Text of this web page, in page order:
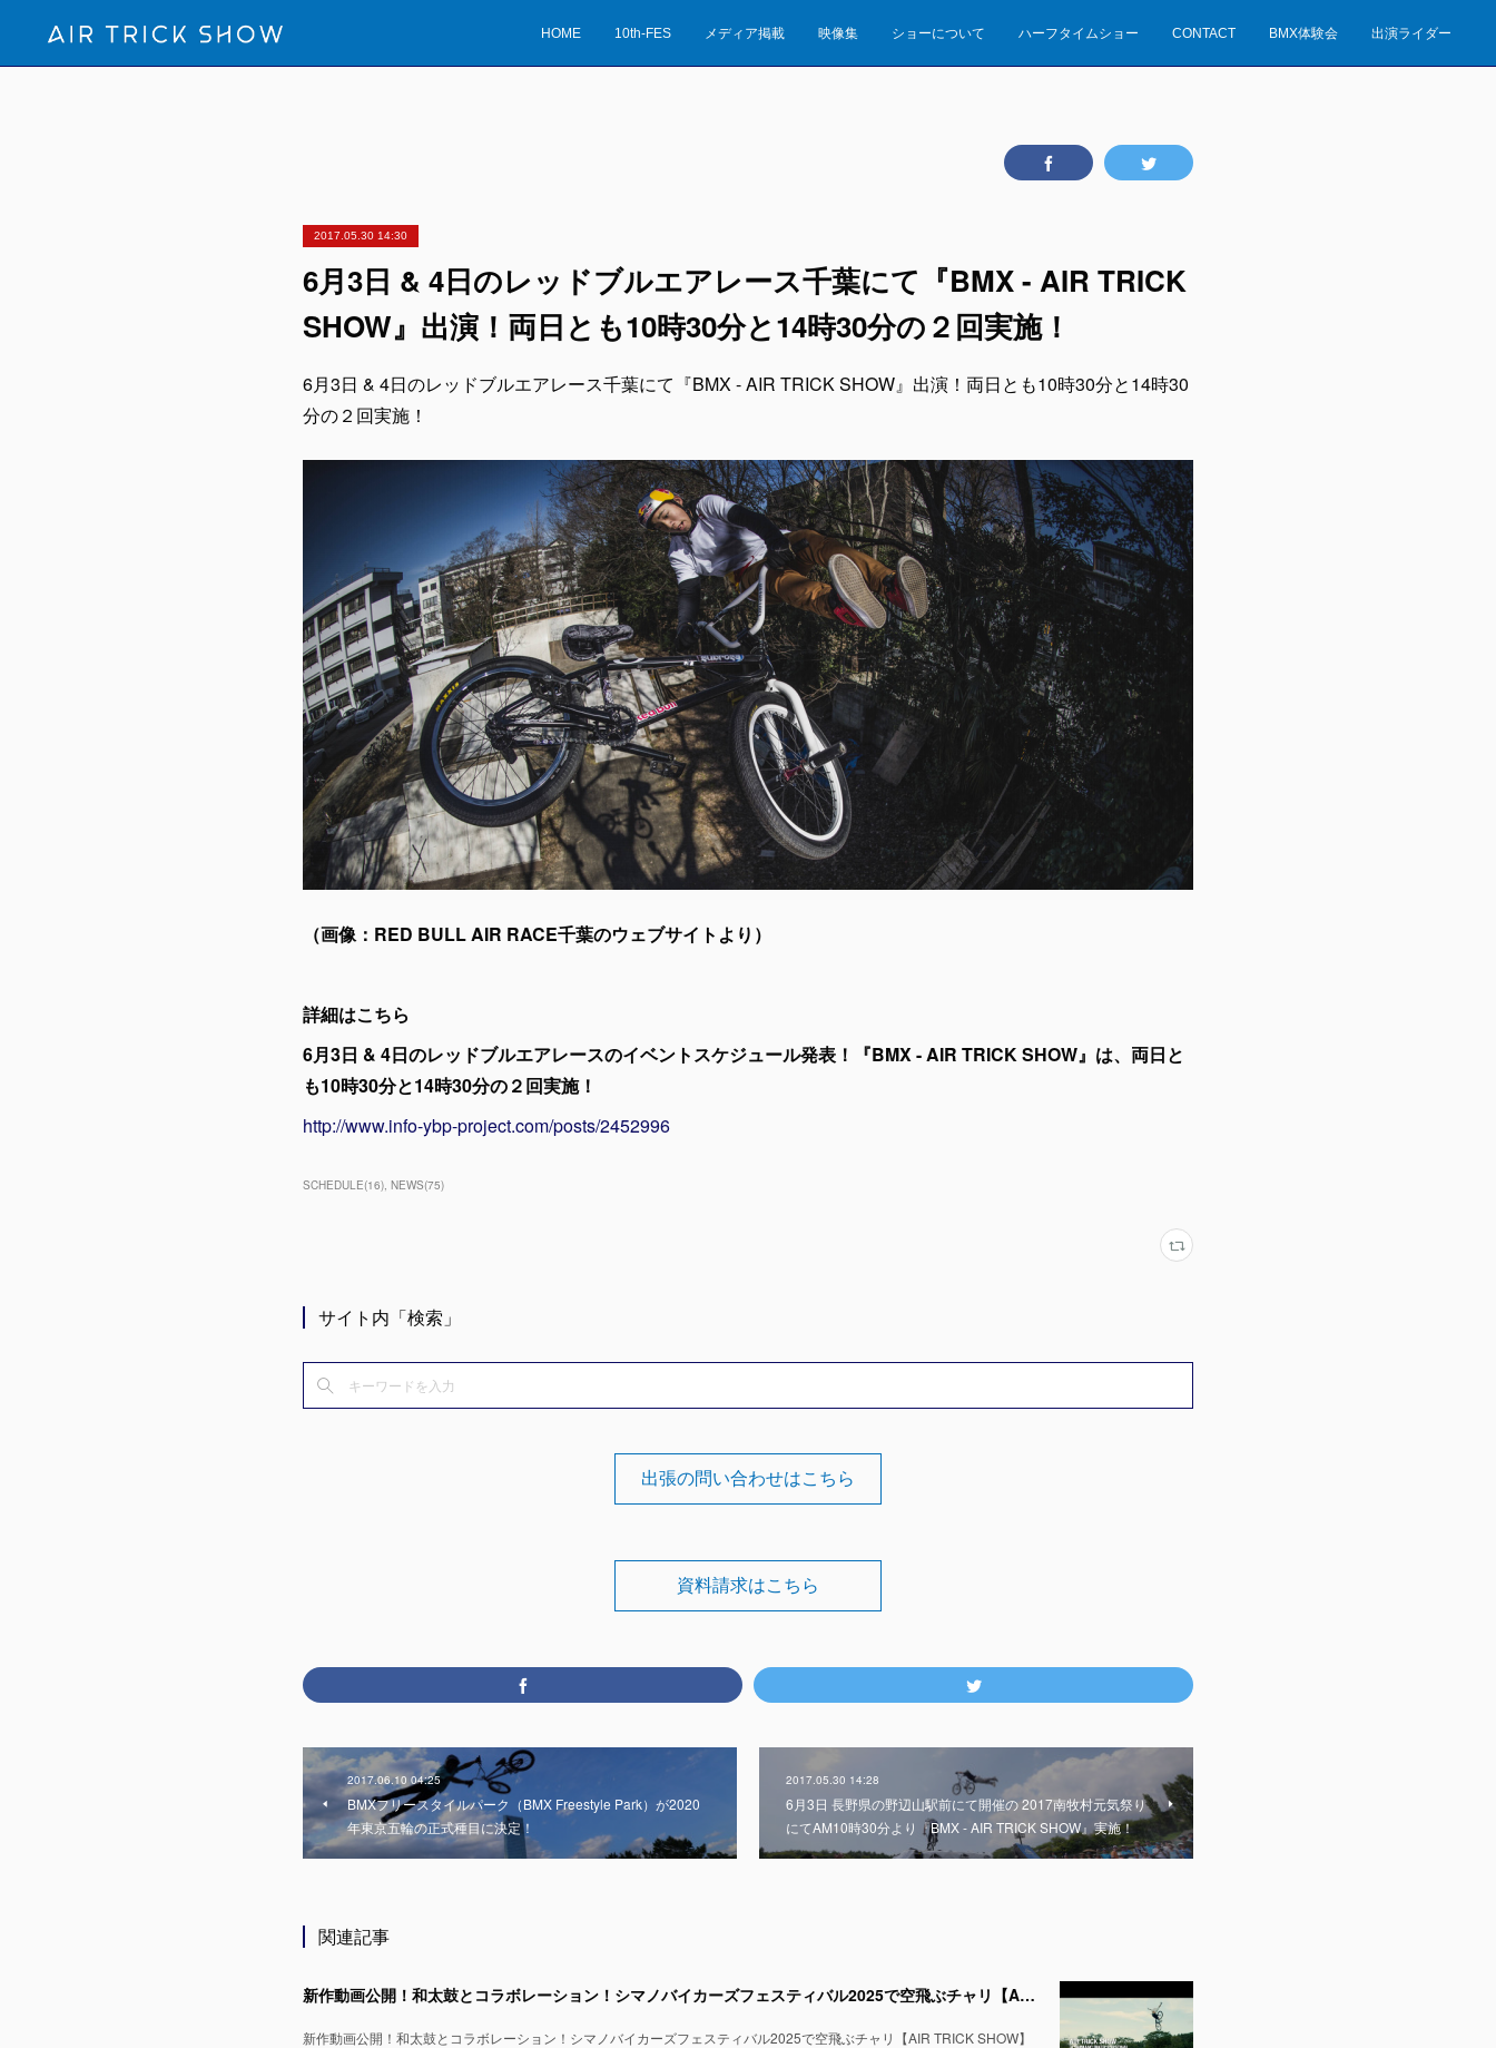
HOME 10th-FES メディア掲載 映像集 ショーについて ハーフタイムショー CONTACT BMX体験会 出演ライダー
2017.05.30 14:30
6月3日 & 4日のレッドブルエアレース千葉にて『BMX - AIR TRICK
SHOW』出演！両日とも10時30分と14時30分の２回実施！
6月3日 & 4日のレッドブルエアレース千葉にて『BMX - AIR TRICK SHOW』出演！両日とも10時30分と14時30
分の２回実施！
（画像：RED BULL AIR RACE千葉のウェブサイトより）
詳細はこちら
6月3日 & 4日のレッドブルエアレースのイベントスケジュール発表！『BMX - AIR TRICK SHOW』は、両日と
も10時30分と14時30分の２回実施！
http://www.info-ybp-project.com/posts/2452996
SCHEDULE(16) NEWS(75)
サイト内「検索」
出張の問い合わせはこちら
資料請求はこちら
2017.06.10 04:25
BMXフリースタイルパーク（BMX Freestyle Park）が2020
年東京五輪の正式種目に決定！
2017.05.30 14:28
6月3日 長野県の野辺山駅前にて開催の 2017南牧村元気祭り
にてAM10時30分より『BMX - AIR TRICK SHOW』実施！
関連記事
新作動画公開！和太鼓とコラボレーション！シマノバイカーズフェスティバル2025で空飛ぶチャリ【AIR TRICK SHOW】
新作動画公開！和太鼓とコラボレーション！シマノバイカーズフェスティバル2025で空飛ぶチャリ【AIR TRICK SHOW】